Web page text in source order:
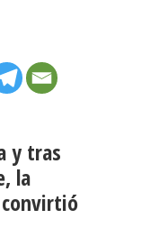
y tras
la
convirtió